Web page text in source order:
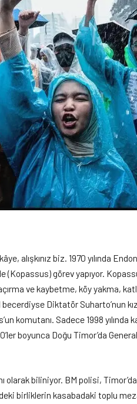
alışkınız biz. 1970 yılında
(Kopassus) görev yapıyor.
ve kaybetme, köy yakma,
Diktatör Suharto’nun
komutanı. Sadece 1998 yılında
boyunca Doğu Timor’da
biliniyor. BM polisi,
birliklerin kasabadaki toplu